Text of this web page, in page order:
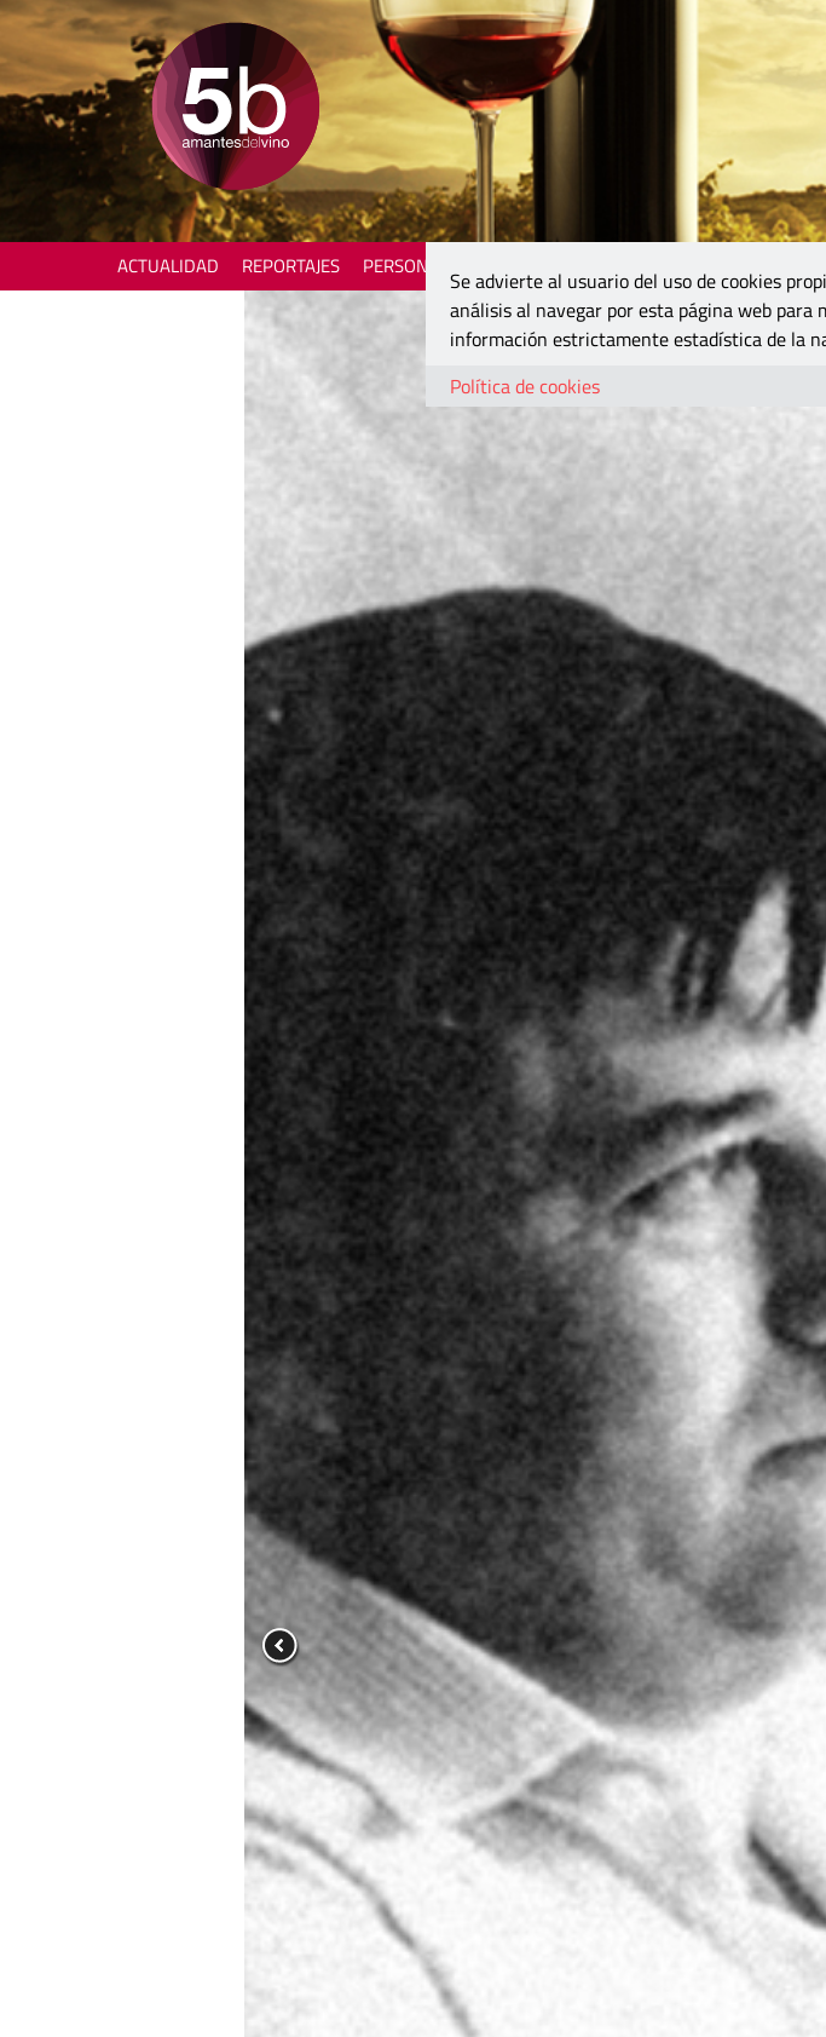
ACTUALIDAD REPORTAJES PERSONAJES
Se advierte al usuario del uso de cookies
análisis al navegar por esta página web
información estrictamente estadística de la
Política de cookies